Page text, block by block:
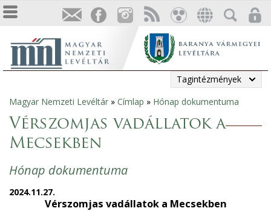
Tagintézmények
Jelenlegi
hely
Magyar Nemzeti Levéltár » Címlap » Hónap dokumentuma
Vérszomjas vadállatok a
Mecsekben
Hónap dokumentuma
2024.11.27.
Vérszomjas vadállatok a Mecsekben